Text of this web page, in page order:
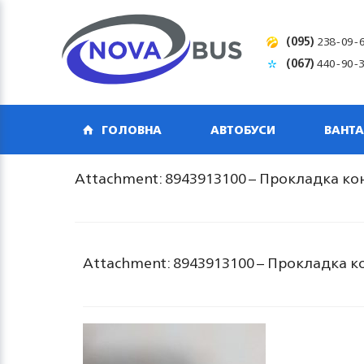
(095) 238-09-
(067)440-90-
ГОЛОВНА АВТОБУСИ
Attachment: 8943913100 – Прокладка
Attachment: 8943913100 – Прокладка